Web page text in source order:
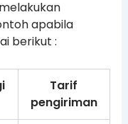
apabila
berikut :
Tarif
pengiriman